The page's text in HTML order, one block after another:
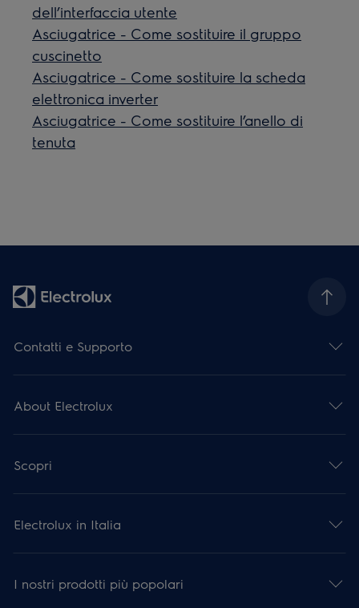
dell’interfaccia utente
Asciugatrice - Come sostituire il gruppo
cuscinetto
Asciugatrice - Come sostituire la scheda
elettronica inverter
Asciugatrice - Come sostituire l’anello di
tenuta
Contatti e Supporto
About Electrolux
Scopri
Electrolux in Italia
I nostri prodotti più popolari